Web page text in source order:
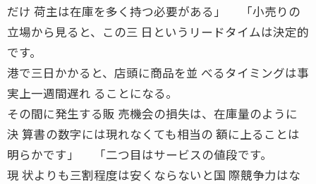
だけ 荷主は在庫を多く持つ必要がある」 「小売りの
立場から見ると、この三 日というリードタイムは決定的
です。
港で三日かかると、店頭に商品を並 べるタイミングは事
実上一週間遅れ ることになる。
その間に発生する販 売機会の損失は、在庫量のように
決 算書の数字には現れなくても相当の 額に上ることは
明らかです」 「二つ目はサービスの値段です。
現 状よりも三割程度は安くならないと国 際競争力はな